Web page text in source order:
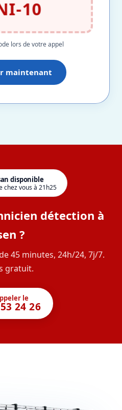
10
lors de votre appel
maintenant
disponible
chez vous à 21h25
détection à
?
45 minutes, 24h/24, 7j/7.
gratuit.
le
24 26